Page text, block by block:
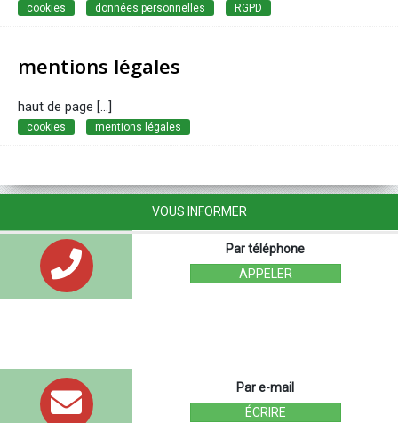
cookies données personnelles RGPD
mentions légales
haut de page [...]
cookies mentions légales
VOUS INFORMER
Par téléphone
APPELER
Par e-mail
ÉCRIRE